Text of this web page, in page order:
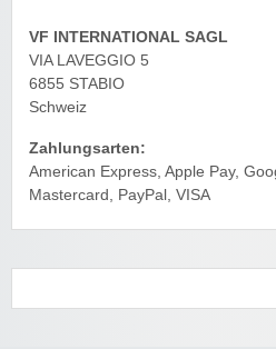
VF INTERNATIONAL SAGL
VIA LAVEGGIO 5
6855 STABIO
Schweiz
Zahlungsarten:
American Express, Apple Pay,
Mastercard, PayPal, VISA